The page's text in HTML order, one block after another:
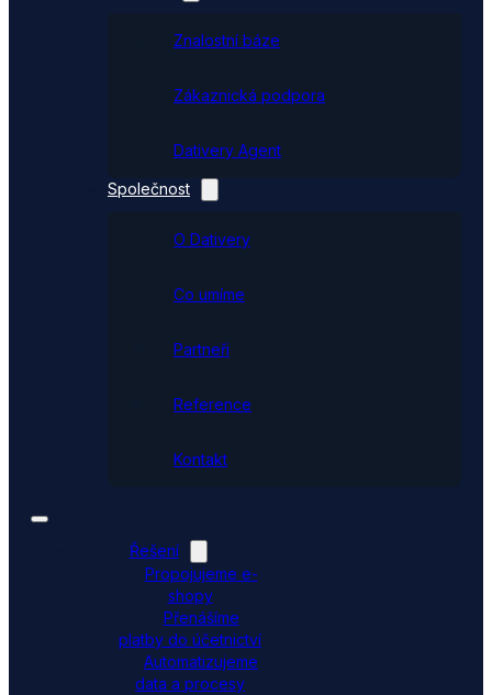
Znalostní báze
Zákaznická podpora
Dativery Agent
Společnost
O Dativery
Co umíme
Partneři
Reference
Kontakt
Řešení
Propojujeme e-
shopy
Přenášíme
platby do účetnictví
Automatizujeme
data a procesy